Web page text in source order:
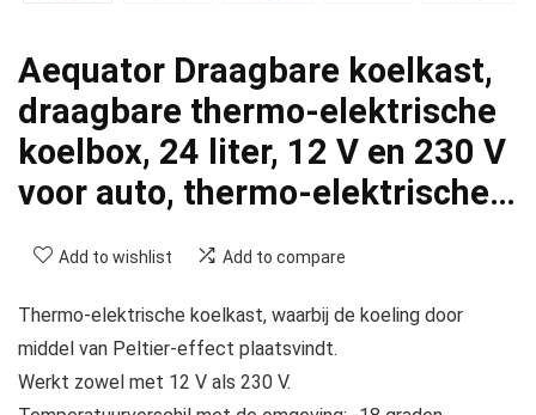
Aequator Draagbare koelkast,
draagbare thermo-elektrische
koelbox, 24 liter, 12 V en 230 V
voor auto, thermo-elektrische…
Add to wishlist Add to compare
Thermo-elektrische koelkast, waarbij de koeling door
middel van Peltier-effect plaatsvindt.
Werkt zowel met 12 V als 230 V.